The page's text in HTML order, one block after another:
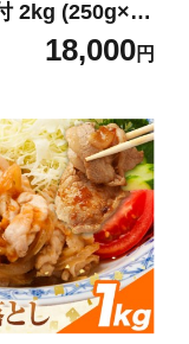
2kg (250g×8
東太郎 おにく
内に出荷予定
可地域あり】
18,000円